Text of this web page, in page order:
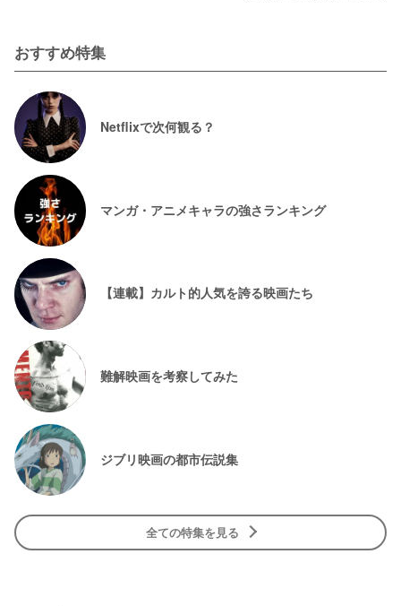
おすすめ特集
Netflixで次何観る？
マンガ・アニメキャラの強さランキング
【連載】カルト的人気を誇る映画たち
難解映画を考察してみた
ジブリ映画の都市伝説集
全ての特集を見る